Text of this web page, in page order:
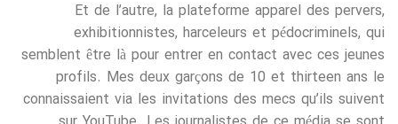
Et de l’autre, la plateforme apparel des pervers,
exhibitionnistes, harceleurs et pédocriminels, qui
semblent être là pour entrer en contact avec ces jeunes
profils. Mes deux garçons de 10 et thirteen ans le
connaissaient via les invitations des mecs qu’ils suivent